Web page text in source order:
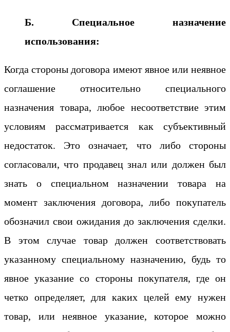
Б. Специальное назначение
использования:
Когда стороны договора имеют явное или неявное
соглашение относительно специального
назначения товара, любое несоответствие этим
условиям рассматривается как субъективный
недостаток. Это означает, что либо стороны
согласовали, что продавец знал или должен был
знать о специальном назначении товара на
момент заключения договора, либо покупатель
обозначил свои ожидания до заключения сделки.
В этом случае товар должен соответствовать
указанному специальному назначению, будь то
явное указание со стороны покупателя, где он
четко определяет, для каких целей ему нужен
товар, или неявное указание, которое можно